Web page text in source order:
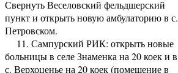
Свернуть Веселовский фельдшерский
пункт и открыть новую амбулаторию в с.
Петровском.
11. Сампурский РИК: открыть новые
больницы в селе Знаменка на 20 коек и в
с. Верхоценье на 20 коек (помещение в